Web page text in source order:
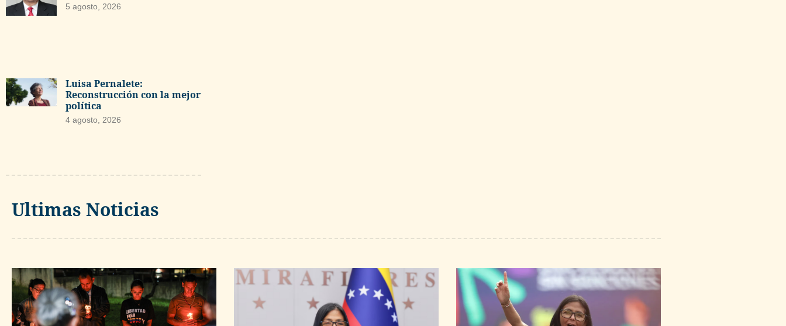
5 agosto, 2026
Luisa Pernalete:
Reconstrucción con la mejor
política
4 agosto, 2026
Ultimas Noticias